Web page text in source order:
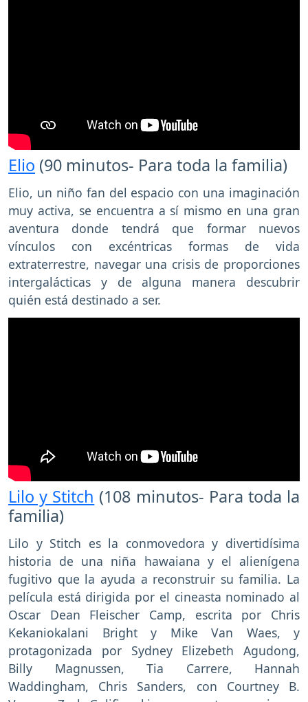
Elio (90 minutos- Para toda la familia)
Elio, un niño fan del espacio con una imaginación
muy activa, se encuentra a sí mismo en una gran
aventura donde tendrá que formar nuevos
vínculos con excéntricas formas de vida
extraterrestre, navegar una crisis de proporciones
intergalácticas y de alguna manera descubrir
quién está destinado a ser.
Lilo y Stitch (108 minutos- Para toda la
familia)
Lilo y Stitch es la conmovedora y divertidísima
historia de una niña hawaiana y el alienígena
fugitivo que la ayuda a reconstruir su familia. La
película está dirigida por el cineasta nominado al
Oscar Dean Fleischer Camp, escrita por Chris
Kekaniokalani Bright y Mike Van Waes, y
protagonizada por Sydney Elizebeth Agudong,
Billy Magnussen, Tia Carrere, Hannah
Waddingham, Chris Sanders, con Courtney B.